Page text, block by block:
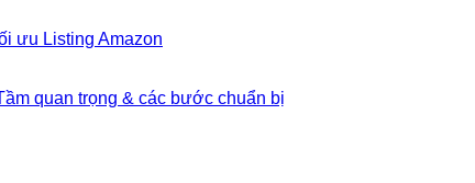
ưu Listing Amazon
quan trọng & các bước chuẩn bị